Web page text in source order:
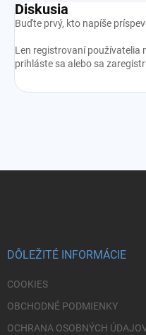
Diskusia
Buďte prvý, kto napíše
Len registrovaní používatelia
prihláste sa alebo sa
DÔLEŽITÉ INFORMÁCIE
COOKIES
OBCHODNÉ PODMIENKY
OCHRANA OSOBNÝCH